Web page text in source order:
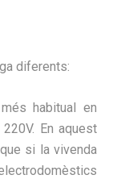
diferents:
habitual en
En aquest
si la vivenda